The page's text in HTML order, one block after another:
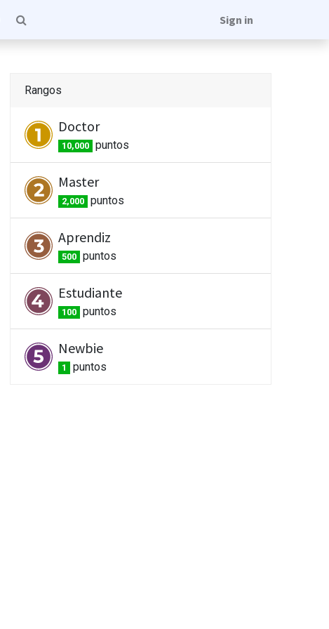
Sign in
Rangos
Doctor
10,000 puntos
Master
2,000 puntos
Aprendiz
500 puntos
Estudiante
100 puntos
Newbie
1 puntos